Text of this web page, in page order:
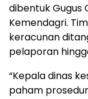
dibentuk Gugus
Kemendagri.
keracunan
pelaporan
“Kepala dinas
paham